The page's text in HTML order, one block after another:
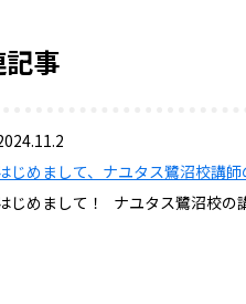
事
じめまして、ナユタス鷺沼校講師
じめまして！ ナユタス鷺沼校